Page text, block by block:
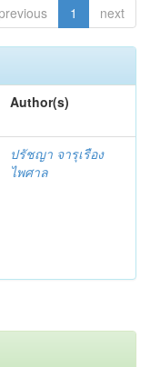
1 next
Author(s)
ปรัชญา จารุเรือง
ไพศาล